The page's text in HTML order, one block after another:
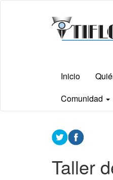
Inicio
Comunidad
principal
Taller